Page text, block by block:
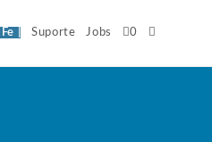
| Suporte Jobs 0 Alternar